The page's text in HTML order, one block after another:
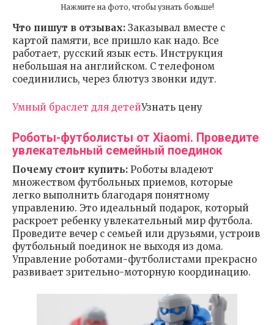
Нажмите на фото, чтобы узнать больше!
Что пишут в отзывах: Заказывал вместе с
картой памяти, все пришло как надо. Все
работает, русский язык есть. Инструкция
небольшая на английском. С телефоном
соединились, через блютуз звонки идут.
Умный браслет для детейУзнать цену
Роботы-футболисты от Xiaomi. Проведите
увлекательный семейный поединок
Почему стоит купить: Роботы владеют
множеством футбольных приемов, которые
легко выполнить благодаря понятному
управлению. Это идеальный подарок, который
раскроет ребенку увлекательный мир футбола.
Проведите вечер с семьей или друзьями, устроив
футбольный поединок не выходя из дома.
Управление роботами-футболистами прекрасно
развивает зрительно-моторную координацию.